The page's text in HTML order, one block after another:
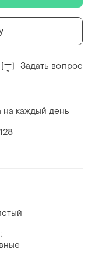
Задать вопрос
на каждый день